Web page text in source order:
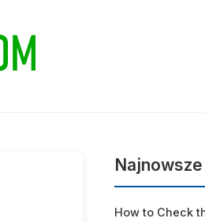
How to Check